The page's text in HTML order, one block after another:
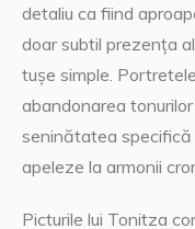
detaliu ca fiind
doar subtil prezența
tușe simple.
abandonarea
seninătatea specifică
apeleze la armonii
Picturile lui Tonitza